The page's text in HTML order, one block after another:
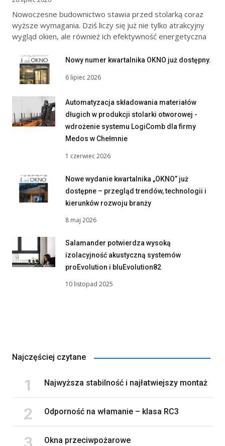
Nowoczesne budownictwo stawia przed stolarką coraz
wyższe wymagania. Dziś liczy się już nie tylko atrakcyjny
wygląd okien, ale również ich efektywność energetyczna
Nowy numer kwartalnika OKNO już dostępny.
6 lipiec 2026
Automatyzacja składowania materiałów
długich w produkcji stolarki otworowej -
wdrożenie systemu LogiComb dla firmy
Medos w Chełmnie
1 czerwiec 2026
Nowe wydanie kwartalnika „OKNO” już
dostępne – przegląd trendów, technologii i
kierunków rozwoju branży
8 maj 2026
Salamander potwierdza wysoką
izolacyjność akustyczną systemów
proEvolution i bluEvolution82
10 listopad 2025
Najczęściej czytane
Najwyższa stabilność i najłatwiejszy montaż
Odporność na włamanie – klasa RC3
Okna przeciwpożarowe